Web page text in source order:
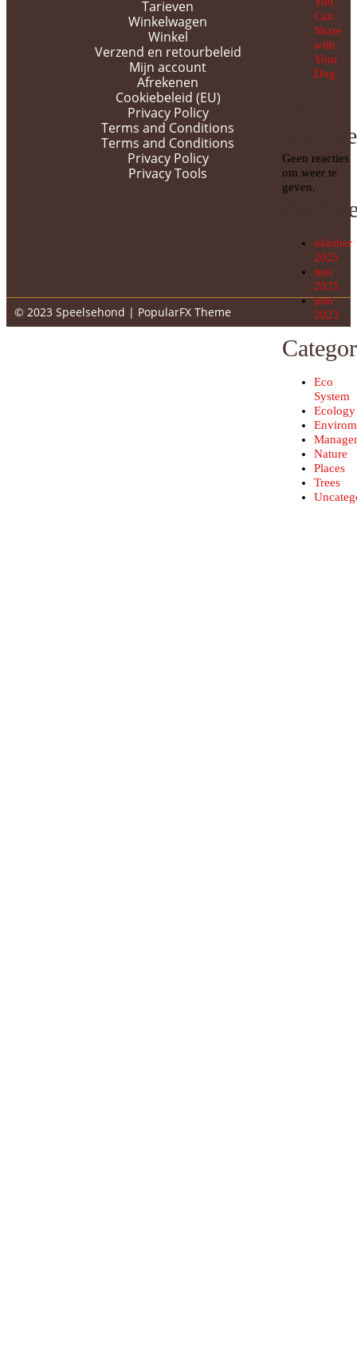
Can
Share
with
Your
Dog
Geen reacties
om weer te
geven.
oktober
2025
mei
2025
juni
2023
Eco
System
Ecology
Nature
Places
Trees
Tarieven
Winkelwagen
Winkel
Verzend en retourbeleid
Mijn account
Afrekenen
Cookiebeleid (EU)
Privacy Policy
Terms and Conditions
Terms and Conditions
Privacy Policy
Privacy Tools
© 2023 Speelsehond | PopularFX Theme